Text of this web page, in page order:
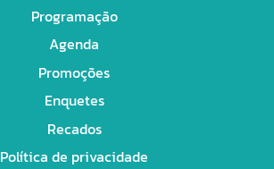
Programação
Agenda
Promoções
Enquetes
Recados
Política de privacidade